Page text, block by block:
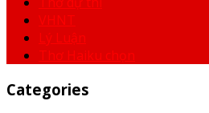
VHNT
Lý Luận
Thơ Haiku chọn
Categories